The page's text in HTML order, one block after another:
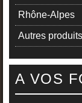
Rhône-Alpes
Autres
A VOS